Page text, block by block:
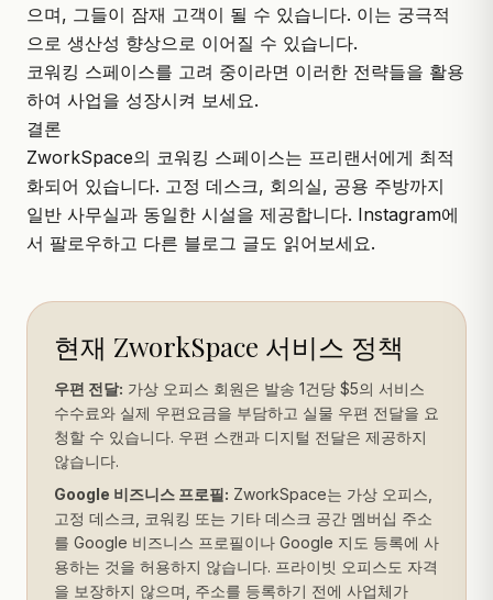
으며, 그들이 잠재 고객이 될 수 있습니다. 이는 궁극적
으로 생산성 향상으로 이어질 수 있습니다.
코워킹 스페이스를 고려 중이라면 이러한 전략들을 활용
하여 사업을 성장시켜 보세요.
결론
ZworkSpace의 코워킹 스페이스는 프리랜서에게 최적
화되어 있습니다. 고정 데스크, 회의실, 공용 주방까지
일반 사무실과 동일한 시설을 제공합니다. Instagram에
서 팔로우하고 다른 블로그 글도 읽어보세요.
현재 ZworkSpace 서비스 정책
우편 전달: 가상 오피스 회원은 발송 1건당 $5의 서비스
수수료와 실제 우편요금을 부담하고 실물 우편 전달을 요
청할 수 있습니다. 우편 스캔과 디지털 전달은 제공하지
않습니다.
Google 비즈니스 프로필: ZworkSpace는 가상 오피스,
고정 데스크, 코워킹 또는 기타 데스크 공간 멤버십 주소
를 Google 비즈니스 프로필이나 Google 지도 등록에 사
용하는 것을 허용하지 않습니다. 프라이빗 오피스도 자격
을 보장하지 않으며, 주소를 등록하기 전에 사업체가